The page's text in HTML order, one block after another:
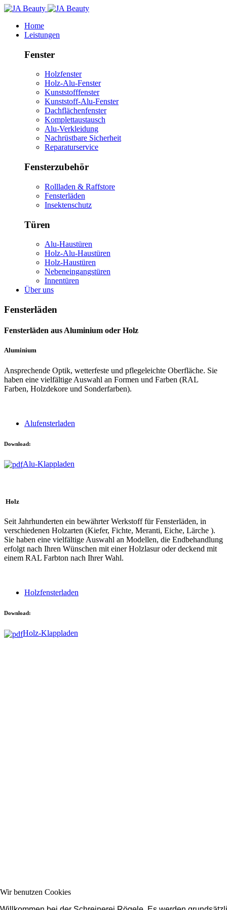
Home
Leistungen
Fenster
Holzfenster
Holz-Alu-Fenster
Kunststofffenster
Kunststoff-Alu-Fenster
Dachflächenfenster
Komplettaustausch
Alu-Verkleidung
Nachrüstbare Sicherheit
Reparaturservice
Fensterzubehör
Rollladen & Raffstore
Fensterläden
Insektenschutz
Türen
Alu-Haustüren
Holz-Alu-Haustüren
Holz-Haustüren
Nebeneingangstüren
Innentüren
Über uns
Fensterläden
Fensterläden aus Aluminium oder Holz
Aluminium
Ansprechende Optik, wetterfeste und pflegeleichte Oberfläche. Sie
haben eine vielfältige Auswahl an Formen und Farben (RAL
Farben, Holzdekore und Sonderfarben).
Alufensterladen
Download:
Alu-Klappladen
Holz
Seit Jahrhunderten ein bewährter Werkstoff für Fensterläden, in
verschiedenen Holzarten (Kiefer, Fichte, Meranti, Eiche, Lärche ).
Sie haben eine vielfältige Auswahl an Modellen, die Endbehandlung
erfolgt nach Ihren Wünschen mit einer Holzlasur oder deckend mit
einem RAL Farbton nach Ihrer Wahl.
Holzfensterladen
Download:
Holz-Klappladen
Wir benutzen Cookies